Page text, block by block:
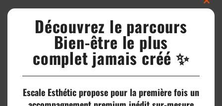
Rendez-Vous en Ligne
this
Découvrez le parcours
Bien-être le plus
complet jamais créé ✨
Escale Esthétic propose pour la première fois un